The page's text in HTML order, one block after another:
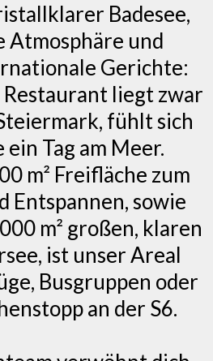
Badesee,
Atmosphäre und
Gerichte:
Restaurant liegt zwar
fühlt sich
ein Tag am Meer.
m² Freifläche zum
Entspannen, sowie
m² großen, klaren
ist unser Areal
Busgruppen oder
an der S6.